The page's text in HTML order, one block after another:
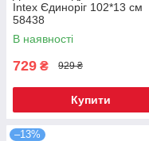
Intex Єдиноріг 102*13 см
58438
В наявності
729 ₴ 929 ₴
Купити
–13%